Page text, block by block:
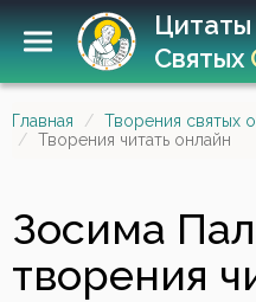
Цитаты
Святых
Главная
Творения святых
Творения читать онлайн
Зосима
творения